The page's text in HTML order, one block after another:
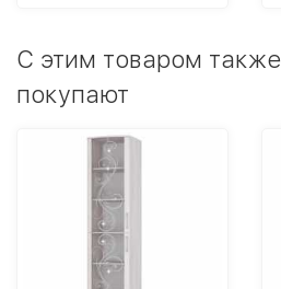
C этим товаром также
покупают